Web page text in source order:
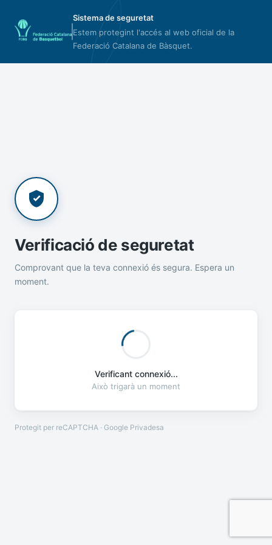
Sistema de seguretat
Estem protegint l'accés al web oficial de la
Federació Catalana de Bàsquet.
Verificació de seguretat
Comprovant que la teva connexió és segura. Espera un
moment.
Verificant connexió...
Això trigarà un moment
Protegit per reCAPTCHA · Google Privadesa